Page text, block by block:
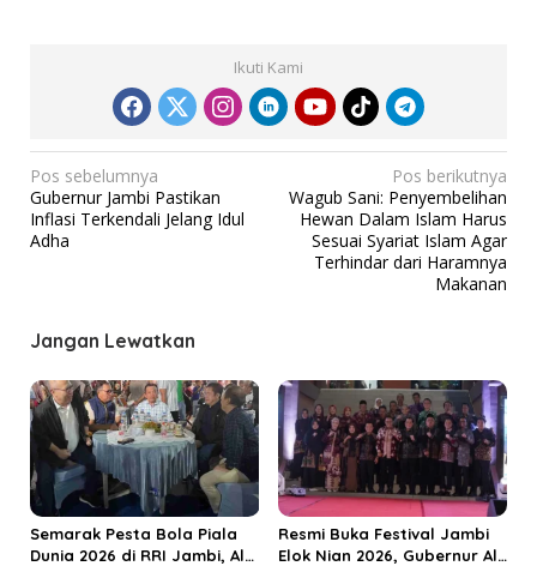
Ikuti Kami
N
a
v
a
s
i
p
o
s
Pos sebelumnya
Gubernur Jambi Pastikan
Inflasi Terkendali Jelang Idul
Adha
Pos berikutnya
Wagub Sani: Penyembelihan
Hewan Dalam Islam Harus
Sesuai Syariat Islam Agar
Terhindar dari Haramnya
Makanan
Jangan Lewatkan
Semarak Pesta Bola Piala
Dunia 2026 di RRI Jambi, Al
Resmi Buka Festival Jambi
Elok Nian 2026, Gubernur Al